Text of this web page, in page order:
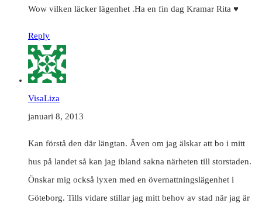
Wow vilken läcker lägenhet .Ha en fin dag Kramar Rita ♥
Reply
VisaLiza
januari 8, 2013
Kan förstå den där längtan. Även om jag älskar att bo i mitt
hus på landet så kan jag ibland sakna närheten till storstaden.
Önskar mig också lyxen med en övernattningslägenhet i
Göteborg. Tills vidare stillar jag mitt behov av stad när jag är